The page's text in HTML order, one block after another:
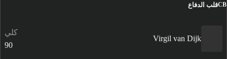
CBقلب الدفاع
Virgil van Dijk
كلي
90